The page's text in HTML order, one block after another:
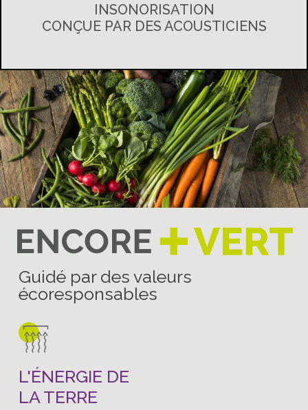
INSONORISATION
CONÇUE PAR DES ACOUSTICIENS
Guidé par des valeurs
écoresponsables
L'ÉNERGIE DE
LA TERRE